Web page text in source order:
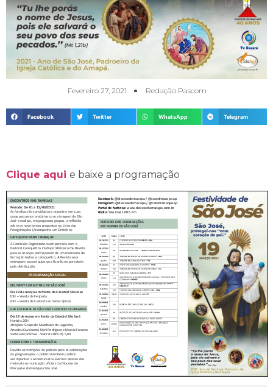
Fevereiro 27, 2021 Redação Pascom
Facebook Twitter WhatsApp Telegram
Clique aqui e baixe a programação